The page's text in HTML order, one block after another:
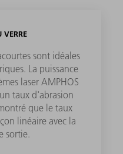
VERRE
sont idéales
La puissance
laser AMPHOS
taux d'abrasion
que le taux
linéaire avec la
sortie.